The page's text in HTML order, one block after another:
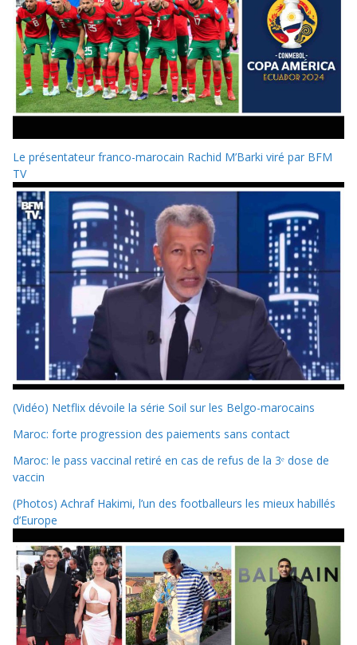
Le présentateur franco-marocain Rachid M’Barki viré par BFM
TV
(Vidéo) Netflix dévoile la série Soil sur les Belgo-marocains
Maroc: forte progression des paiements sans contact
Maroc: le pass vaccinal retiré en cas de refus de la 3ᵉ dose de
vaccin
(Photos) Achraf Hakimi, l’un des footballeurs les mieux habillés
d’Europe